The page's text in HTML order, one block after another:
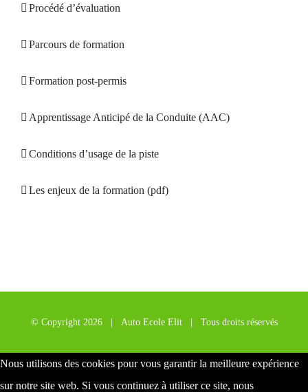
Procédé d’évaluation
Parcours de formation
Formation post-permis
Apprentissage Anticipé de la Conduite (AAC)
Conditions d’usage de la piste
Les enjeux de la formation (pdf)
© Copyright 2026 | Auto Ecole Elit | Tous droits réservés
Nous utilisons des cookies pour vous garantir la meilleure expérience
sur notre site web. Si vous continuez à utiliser ce site, nous